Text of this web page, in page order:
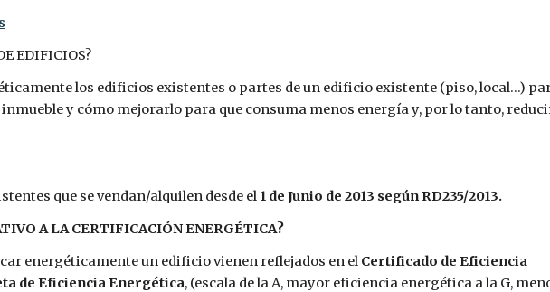
EDIFICIOS?
los edificios existentes o partes de un edificio existente (piso, local…)
y cómo mejorarlo para que consuma menos energía y, por lo tanto,
que se vendan/alquilen desde el 1 de Junio de 2013 según RD235/2013.
A LA CERTIFICACIÓN ENERGÉTICA?
energéticamente un edificio vienen reflejados en el Certificado de Eficiencia
de Eficiencia Energética, (escala de la A, mayor eficiencia energética a la G,